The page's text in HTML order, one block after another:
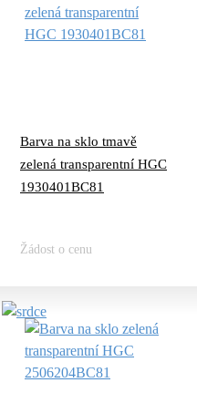
Barva na sklo tmavě
zelená transparentní HGC
1930401BC81
Žádost o cenu